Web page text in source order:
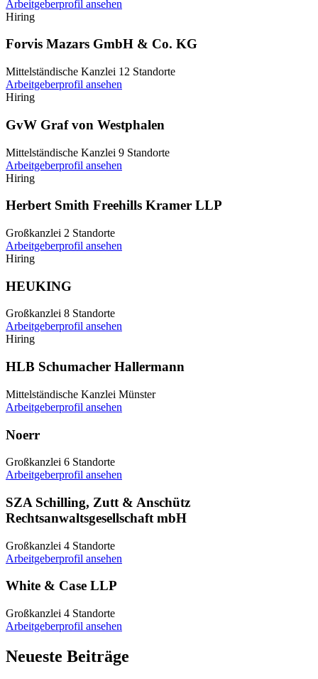
Arbeitgeberprofil ansehen
Hiring
Forvis Mazars GmbH & Co. KG
Mittelständische Kanzlei 12 Standorte
Arbeitgeberprofil ansehen
Hiring
GvW Graf von Westphalen
Mittelständische Kanzlei 9 Standorte
Arbeitgeberprofil ansehen
Hiring
Herbert Smith Freehills Kramer LLP
Großkanzlei 2 Standorte
Arbeitgeberprofil ansehen
Hiring
HEUKING
Großkanzlei 8 Standorte
Arbeitgeberprofil ansehen
Hiring
HLB Schumacher Hallermann
Mittelständische Kanzlei Münster
Arbeitgeberprofil ansehen
Noerr
Großkanzlei 6 Standorte
Arbeitgeberprofil ansehen
SZA Schilling, Zutt & Anschütz
Rechtsanwaltsgesellschaft mbH
Großkanzlei 4 Standorte
Arbeitgeberprofil ansehen
White & Case LLP
Großkanzlei 4 Standorte
Arbeitgeberprofil ansehen
Neueste Beiträge